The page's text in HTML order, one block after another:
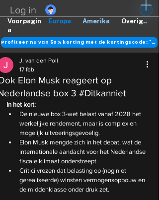
Log in
Europa Amerika Overig..
Voorpagin
a
Profiteer nu van 50% korting met de kortingscode: "DANK"
Elon Musk reageert op
box 3 #Ditkanniet
J. van den Poll
17 feb
In het kort:
De nieuwe box 3-wet belast vanaf 2028 het
werkelijke rendement, maar is complex en
mogelijk uitvoeringsgevoelig.
Elon Musk mengde zich in het debat, wat de
internationale aandacht voor het Nederlandse
fiscale klimaat onderstreept.
Critici vrezen dat belasting op (nog niet
gerealiseerde) winsten vermogensopbouw en
de middenklasse onder druk zet.